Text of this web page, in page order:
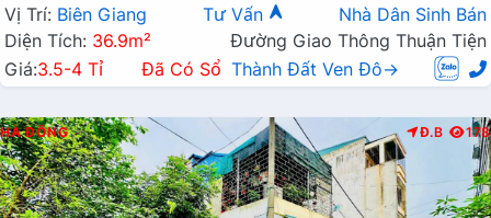
Vị Trí: Biên Giang Tư Vấn
Nhà Dân Sinh Bán
Diện Tích: 36.9m²
Đường Giao Thông Thuận Tiện
Giá:3.5-4 Tỉ Đã Có Sổ Thành Đất Ven Đô→
HÀ ĐÔNG Đ.B 178